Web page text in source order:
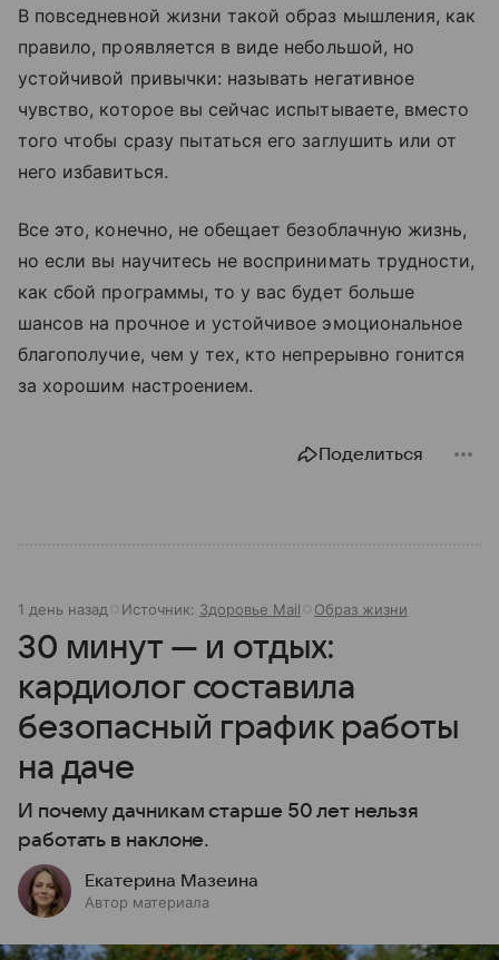
В повседневной жизни такой образ мышления, как
правило, проявляется в виде небольшой, но
устойчивой привычки: называть негативное
чувство, которое вы сейчас испытываете, вместо
того чтобы сразу пытаться его заглушить или от
него избавиться.
Все это, конечно, не обещает безоблачную жизнь,
но если вы научитесь не воспринимать трудности,
как сбой программы, то у вас будет больше
шансов на прочное и устойчивое эмоциональное
благополучие, чем у тех, кто непрерывно гонится
за хорошим настроением.
Поделиться
1 день назад Источник: Здоровье Mail Образ жизни
30 минут — и отдых:
кардиолог составила
безопасный график работы
на даче
И почему дачникам старше 50 лет нельзя
работать в наклоне.
Екатерина Мазеина
Автор материала